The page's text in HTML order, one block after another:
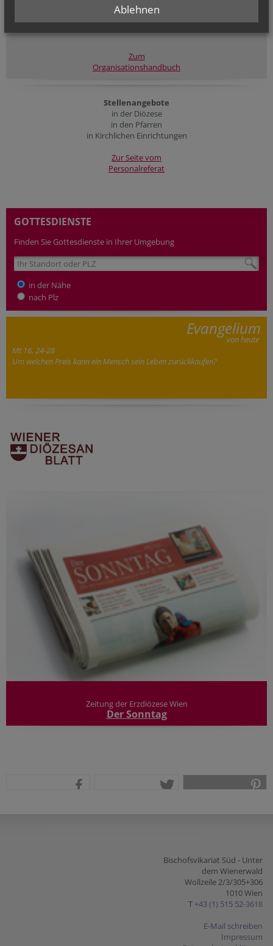
Erste Schritte zum
Organisationshandbuch
Zum
Organisationshandbuch
Stellenangebote
in der Diözese
in den Pfarren
in Kirchlichen Einrichtungen
Zur Seite vom
Personalreferat
GOTTESDIENSTE
Finden Sie Gottesdienste in Ihrer Umgebung
in der Nähe
nach Plz
Evangelium
von heute
Mt 16, 24-28
Um welchen Preis kann ein Mensch sein Leben zurückkaufen?
Zeitung der Erzdiözese Wien
Der Sonntag
Bischofsvikariat Süd - Unter
dem Wienerwald
Wollzeile 2/3/305+306
1010 Wien
T +43 (1) 515 52-3618
E-Mail schreiben
Impressum
Ablehnen